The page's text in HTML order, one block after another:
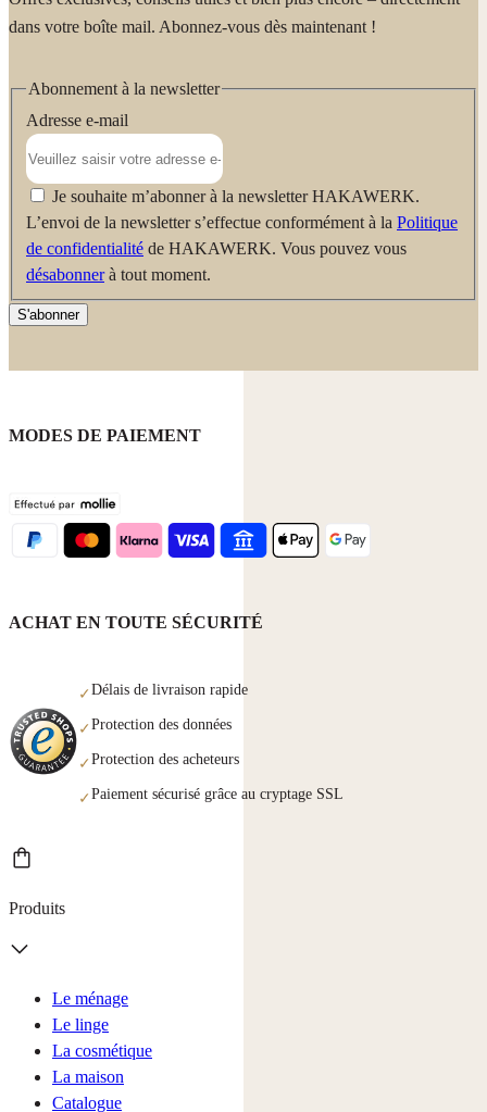
nombreux lavages.
dans votre boîte mail. Abonnez-vous dès maintenant !
Abonnement à la newsletter
Adresse e-mail
Je souhaite m’abonner à la newsletter HAKAWERK.
L’envoi de la newsletter s’effectue conformément à la Politique
de confidentialité de HAKAWERK. Vous pouvez vous
désabonnerà tout moment.
S'abonner
MODES DE PAIEMENT
ACHAT EN TOUTE SÉCURITÉ
✓Délais de livraison rapide
✓Protection des données
✓Protection des acheteurs
✓Paiement sécurisé grâce au cryptage SSL
Produits
Le ménage
Le linge
La cosmétique
La maison
Catalogue